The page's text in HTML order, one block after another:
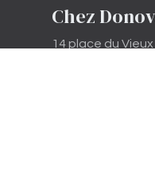
Chez
14 place du